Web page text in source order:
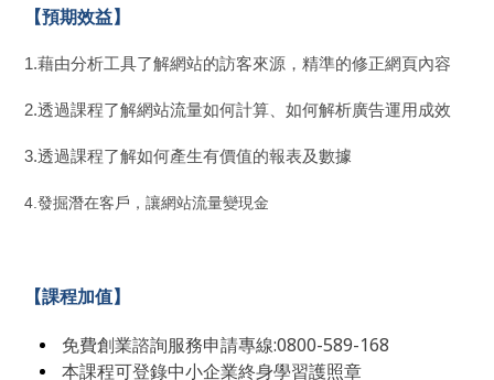
【預期效益】
1.藉由分析工具了解網站的訪客來源，精準的修正網頁內容
2.透過課程了解網站流量如何計算、如何解析廣告運用成效
3.透過課程了解如何產生有價值的報表及數據
4.發掘潛在客戶，讓網站流量變現金
【課程加值】
免費創業諮詢服務申請專線:0800-589-168
本課程可登錄中小企業終身學習護照章